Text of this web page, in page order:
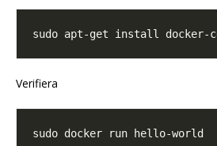
Verifiera